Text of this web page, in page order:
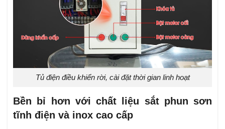
Tủ điện điều khiển rời, cài đặt thời gian linh hoạt
Bền bỉ hơn với chất liệu sắt phun sơn
tĩnh điện và inox cao cấp